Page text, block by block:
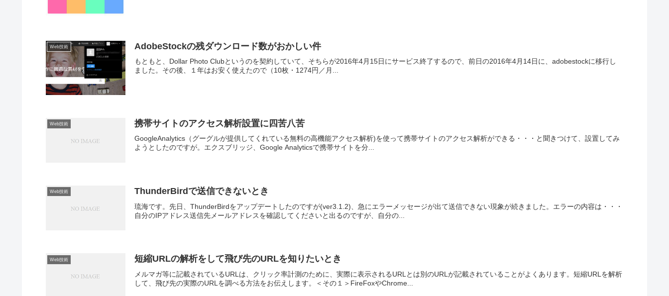
Web技術 AdobeStockの残ダウンロード数がおかしい件
もともと、Dollar Photo Clubというのを契約していて、そちらが2016年4月15日にサービス終了するので、前日の2016年4月14日に、adobestockに移行し
ました。その後、１年はお安く使えたので（10枚・1274円／月...
Web技術 携帯サイトのアクセス解析設置に四苦八苦
GoogleAnalytics（グーグルが提供してくれている無料の高機能アクセス解析)を使って携帯サイトのアクセス解析ができる・・・と聞きつけて、設置してみ
ようとしたのですが。エクスブリッジ、Google Analyticsで携帯サイトを分...
Web技術 ThunderBirdで送信できないとき
琉海です。先日、ThunderBirdをアップデートしたのですが(ver3.1.2)、急にエラーメッセージが出て送信できない現象が続きました。エラーの内容は・・・
自分のIPアドレス送信先メールアドレスを確認してくださいと出るのですが、自分の...
Web技術 短縮URLの解析をして飛び先のURLを知りたいとき
メルマガ等に記載されているURLは、クリック率計測のために、実際に表示されるURLとは別のURLが記載されていることがよくあります。短縮URLを解析
して、飛び先の実際のURLを調べる方法をお伝えします。＜その１＞FireFoxやChrome...